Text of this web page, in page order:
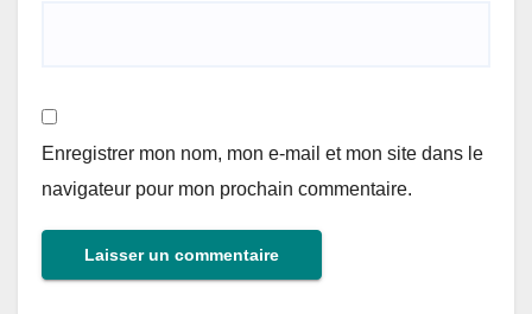
Enregistrer mon nom, mon e-mail et mon site dans le
navigateur pour mon prochain commentaire.